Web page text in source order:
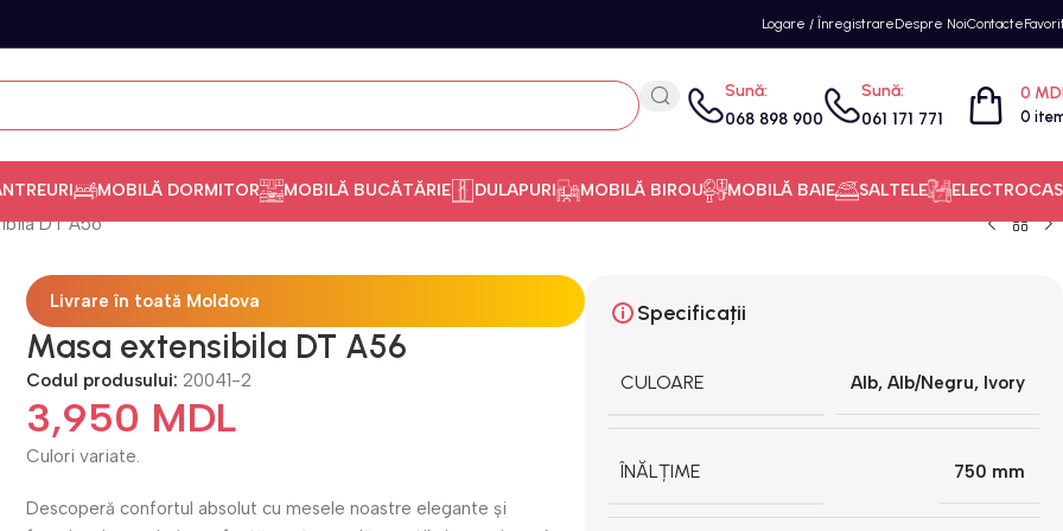
Logare / ÎnregistrareDespre NoiContacte
Sună:
068 898 900
Sună:
061 171 771 0
0
MOBILĂ DORMITOR MOBILĂ BUCĂTĂRIE DULAPURI MOBILĂ BIROU MOBILĂ BAIE SALTELE
DT A56
Livrare în toată Moldova
Masa extensibila DT A56
Codul produsului: 20041-2
3,950 MDL
Culori variate.
Descoperă confortul absolut cu mesele noastre elegante și
Specificații
CULOARE Alb, Alb/Negru, Ivory
ÎNĂLȚIME 750 mm